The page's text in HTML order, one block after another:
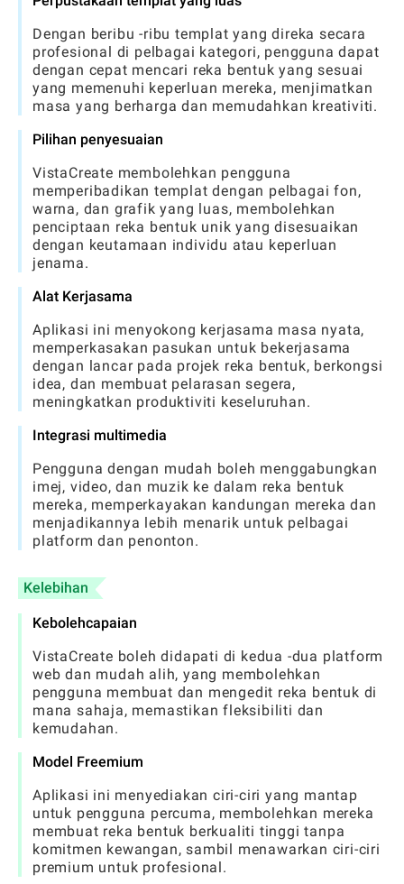
Dengan beribu -ribu templat yang direka secara
profesional di pelbagai kategori, pengguna dapat
dengan cepat mencari reka bentuk yang sesuai
yang memenuhi keperluan mereka, menjimatkan
masa yang berharga dan memudahkan kreativiti.
Pilihan penyesuaian
VistaCreate membolehkan pengguna
memperibadikan templat dengan pelbagai fon,
warna, dan grafik yang luas, membolehkan
penciptaan reka bentuk unik yang disesuaikan
dengan keutamaan individu atau keperluan
jenama.
Alat Kerjasama
Aplikasi ini menyokong kerjasama masa nyata,
memperkasakan pasukan untuk bekerjasama
dengan lancar pada projek reka bentuk, berkongsi
idea, dan membuat pelarasan segera,
meningkatkan produktiviti keseluruhan.
Integrasi multimedia
Pengguna dengan mudah boleh menggabungkan
imej, video, dan muzik ke dalam reka bentuk
mereka, memperkayakan kandungan mereka dan
menjadikannya lebih menarik untuk pelbagai
platform dan penonton.
Kelebihan
Kebolehcapaian
VistaCreate boleh didapati di kedua -dua platform
web dan mudah alih, yang membolehkan
pengguna membuat dan mengedit reka bentuk di
mana sahaja, memastikan fleksibiliti dan
kemudahan.
Model Freemium
Aplikasi ini menyediakan ciri-ciri yang mantap
untuk pengguna percuma, membolehkan mereka
membuat reka bentuk berkualiti tinggi tanpa
komitmen kewangan, sambil menawarkan ciri-ciri
premium untuk profesional.